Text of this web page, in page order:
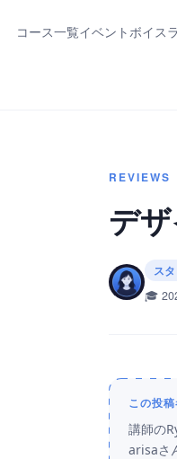
コース一覧イベントボイス
REVIEWS
デ
ス
🎓
この投
講師の
arisaさ